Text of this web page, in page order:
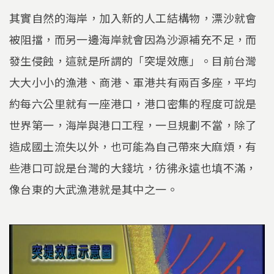
其實自然的海岸，加入新的人工結構物，漂沙就會
被阻擋，而另一邊海岸就會因為沙源補充不足，而
發生侵蝕，這就是所謂的「突堤效應」。目前台灣
大大小小的漁港、商港、軍港共有兩百多座，平均
約每六公里就有一座港口，港口密集的程度可說是
世界第一，海岸與港口工程，一旦規劃不當，除了
造成國土流失以外，也可能為自己帶來大麻煩，有
些港口可說是台灣的大錢坑，彷彿永遠也填不滿，
像台東的大武漁港就是其中之一。